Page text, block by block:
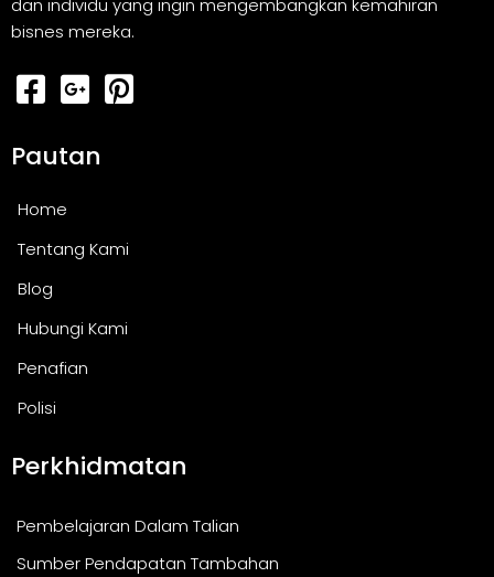
dan individu yang ingin mengembangkan kemahiran
bisnes mereka.
Pautan
Home
Tentang Kami
Blog
Hubungi Kami
Penafian
Polisi
Perkhidmatan
Pembelajaran Dalam Talian
Sumber Pendapatan Tambahan